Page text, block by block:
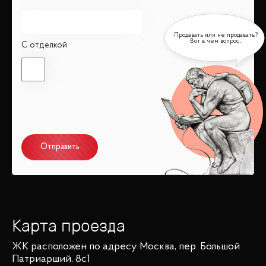
С отделкой
Отправить
Карта проезда
ЖК расположен по адресу Москва, пер. Большой
Патриарший, 8с1